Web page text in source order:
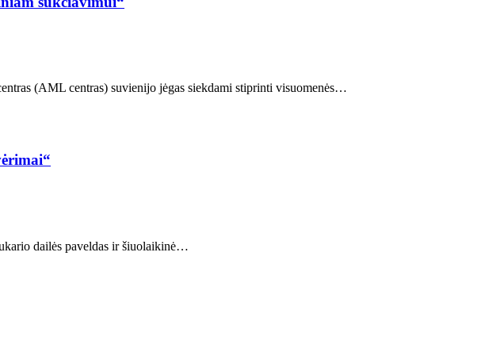
(AML centras) suvienijo jėgas siekdami stiprinti visuomenės…
dailės paveldas ir šiuolaikinė…